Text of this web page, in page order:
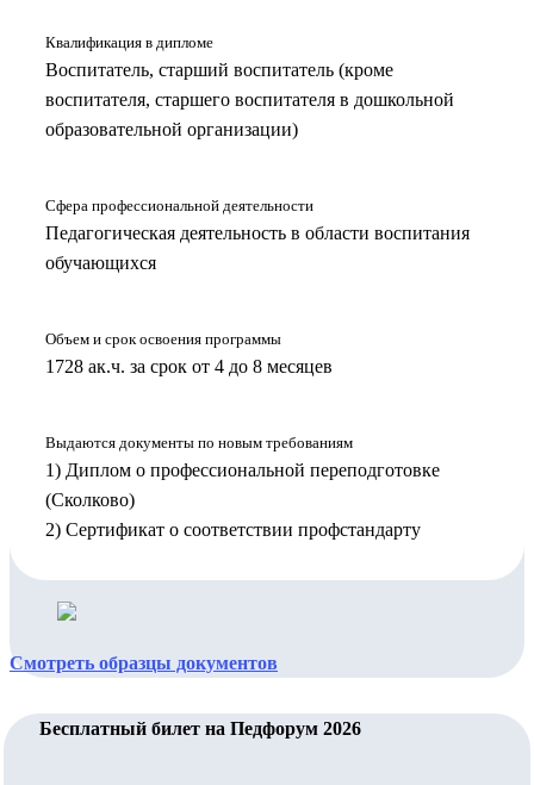
Квалификация в дипломе
Воспитатель, старший воспитатель (кроме
воспитателя, старшего воспитателя в дошкольной
образовательной организации)
Сфера профессиональной деятельности
Педагогическая деятельность в области воспитания
обучающихся
Объем и срок освоения программы
1728 ак.ч. за срок от 4 до 8 месяцев
Выдаются документы по новым требованиям
1) Диплом о профессиональной переподготовке
(Сколково)
2) Сертификат о соответствии профстандарту
Смотреть образцы документов
Бесплатный билет на Педфорум 2026